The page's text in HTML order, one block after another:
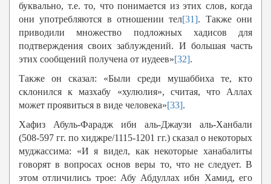
буквально, т.е. то, что понимается из этих слов, когда
они употребляются в отношении тел[31]. Также они
приводили множество подложных хадисов для
подтверждения своих заблуждений. И большая часть
этих сообщений получена от иудеев»[32].
Также он сказал: «Были среди мушаббиха те, кто
склонился к мазхабу «хулюлия», считая, что Аллах
может проявиться в виде человека»[33].
Хафиз Абуль-Фарадж ибн аль-Джаузи аль-Ханбали
(508-597 гг. по хиджре/1115-1201 гг.) сказал о некоторых
муджассима: «И я видел, как некоторые ханабалиты
говорят в вопросах основ веры то, что не следует. В
этом отличились трое: Абу Абдуллах ибн Хамид, его